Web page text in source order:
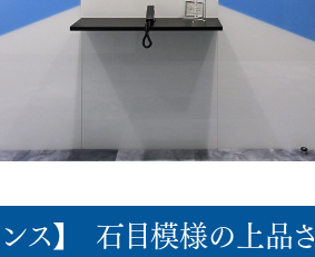
ンス】 石目模様の上品さ